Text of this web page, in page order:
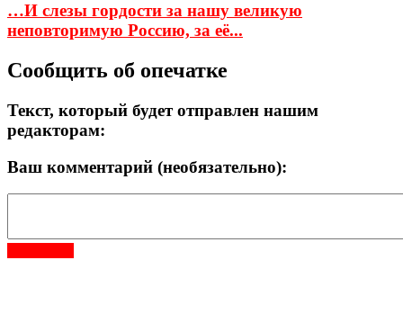
…И слезы гордости за нашу великую
неповторимую Россию, за её...
Сообщить об опечатке
Текст, который будет отправлен нашим
редакторам:
Ваш комментарий (необязательно):